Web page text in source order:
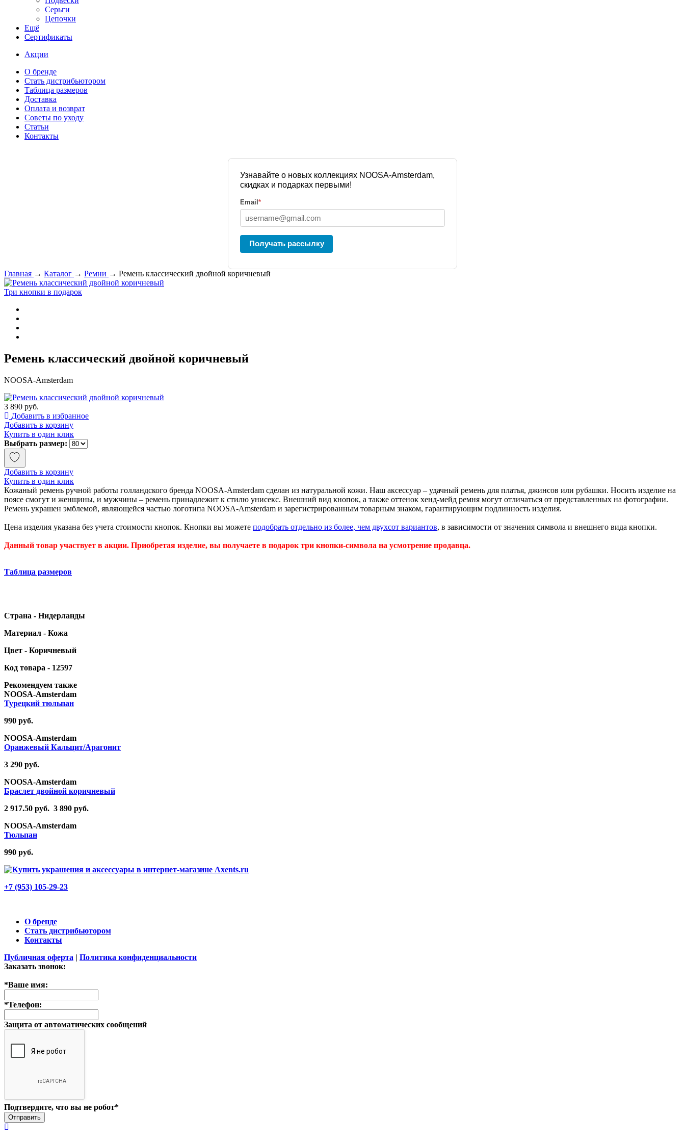
Серьги
Цепочки
Ещё
Сертификаты
Акции
О бренде
Стать дистрибьютором
Таблица размеров
Доставка
Оплата и возврат
Советы по уходу
Статьи
Контакты
Узнавайте о новых коллекциях NOOSA-Amsterdam,
скидках и подарках первыми!
Email *
Получать рассылку
Главная → Каталог → Ремни → Ремень классический двойной коричневый
Три кнопки в подарок
Ремень классический двойной коричневый
NOOSA-Amsterdam
3 890 руб.
Добавить в избранное
Добавить в корзину
Купить в один клик
Выбрать размер:
Добавить в корзину
Купить в один клик
Кожаный ремень ручной работы голландского бренда NOOSA-Amsterdam сделан из натуральной кожи. Наш аксессуар – удачный ремень для платья, джинсов или рубашки. Носить изделие на
поясе смогут и женщины, и мужчины – ремень принадлежит к стилю унисекс. Внешний вид кнопок, а также оттенок хенд-мейд ремня могут отличаться от представленных на фотографии.
Ремень украшен эмблемой, являющейся частью логотипа NOOSA-Amsterdam и зарегистрированным товарным знаком, гарантирующим подлинность изделия.
Цена изделия указана без учета стоимости кнопок. Кнопки вы можете подобрать отдельно из более, чем двухсот вариантов, в зависимости от значения символа и внешнего вида кнопки.
Данный товар участвует в акции. Приобретая изделие, вы получаете в подарок три кнопки-символа на усмотрение продавца.
Таблица размеров
Страна - Нидерланды
Материал - Кожа
Цвет - Коричневый
Код товара - 12597
Рекомендуем также
NOOSA-Amsterdam
Турецкий тюльпан
990 руб.
NOOSA-Amsterdam
Оранжевый Кальцит/Арагонит
3 290 руб.
NOOSA-Amsterdam
Браслет двойной коричневый
2 917.50 руб. 3 890 руб.
NOOSA-Amsterdam
Тюльпан
990 руб.
+7 (953) 105-29-23
О бренде
Стать дистрибьютором
Контакты
Публичная оферта | Политика конфиденциальности
Заказать звонок:
*Ваше имя:
*Телефон:
Защита от автоматических сообщений
Подтвердите, что вы не робот*